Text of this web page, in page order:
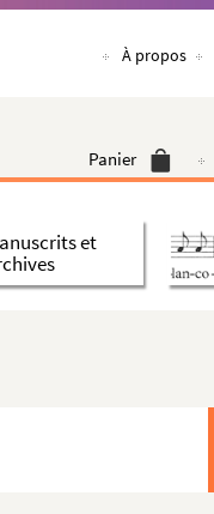
À propos
Panier
et